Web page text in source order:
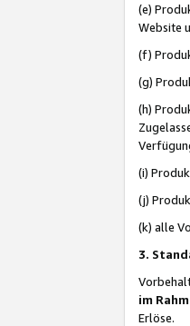
(e)
Website
(f)
(g)
(h)
(i)
(j)
(k) alle
3.
im
Erlöse.